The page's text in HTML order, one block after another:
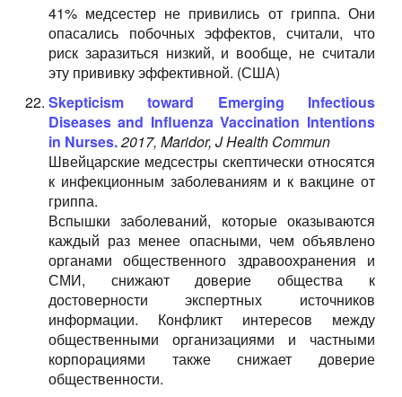
41% медсестер не привились от гриппа. Они
опасались побочных эффектов, считали, что
риск заразиться низкий, и вообще, не считали
эту прививку эффективной. (США)
Skepticism toward Emerging Infectious
Diseases and Influenza Vaccination Intentions
in Nurses.2017, Maridor, J Health Commun
Швейцарские медсестры скептически относятся
к инфекционным заболеваниям и к вакцине от
гриппа.
Вспышки заболеваний, которые оказываются
каждый раз менее опасными, чем объявлено
органами общественного здравоохранения и
СМИ, снижают доверие общества к
достоверности экспертных источников
информации. Конфликт интересов между
общественными организациями и частными
корпорациями также снижает доверие
общественности.